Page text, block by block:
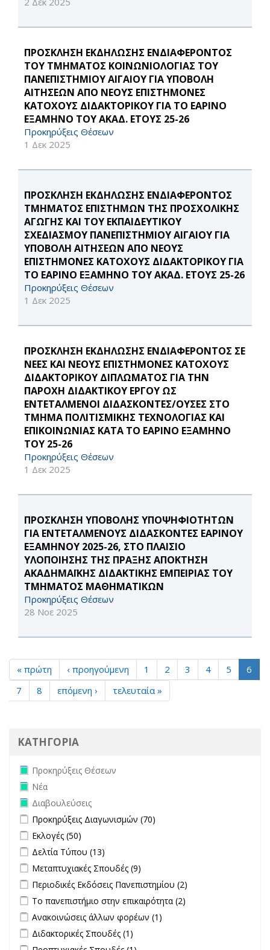
ΠΡΟΣΚΛΗΣΗ ΕΚΔΗΛΩΣΗΣ ΕΝΔΙΑΦΕΡΟΝΤΟΣ
ΤΟΥ ΤΜΗΜΑΤΟΣ ΚΟΙΝΩΝΙΟΛΟΓΙΑΣ ΤΟΥ
ΠΑΝΕΠΙΣΤΗΜΙΟΥ ΑΙΓΑΙΟΥ ΓΙΑ ΥΠΟΒΟΛΗ
ΑΙΤΗΣΕΩΝ ΑΠΟ ΝΕΟΥΣ ΕΠΙΣΤΗΜΟΝΕΣ
ΚΑΤΟΧΟΥΣ ΔΙΔΑΚΤΟΡΙΚΟΥ ΓΙΑ ΤΟ ΕΑΡΙΝΟ
ΕΞΑΜΗΝΟ ΤΟΥ ΑΚΑΔ. ΕΤΟΥΣ 25-26
Προκηρύξεις Θέσεων
1 Δεκ 2025
ΠΡΟΣΚΛΗΣΗ ΕΚΔΗΛΩΣΗΣ ΕΝΔΙΑΦΕΡΟΝΤΟΣ
ΤΜΗΜΑΤΟΣ ΕΠΙΣΤΗΜΩΝ ΤΗΣ ΠΡΟΣΧΟΛΙΚΗΣ
ΑΓΩΓΗΣ ΚΑΙ ΤΟΥ ΕΚΠΑΙΔΕΥΤΙΚΟΥ
ΣΧΕΔΙΑΣΜΟΥ ΠΑΝΕΠΙΣΤΗΜΙΟΥ ΑΙΓΑΙΟΥ ΓΙΑ
ΥΠΟΒΟΛΗ ΑΙΤΗΣΕΩΝ ΑΠΟ ΝΕΟΥΣ
ΕΠΙΣΤΗΜΟΝΕΣ ΚΑΤΟΧΟΥΣ ΔΙΔΑΚΤΟΡΙΚΟΥ ΓΙΑ
ΤΟ ΕΑΡΙΝΟ ΕΞΑΜΗΝΟ ΤΟΥ ΑΚΑΔ. ΕΤΟΥΣ 25-26
Προκηρύξεις Θέσεων
1 Δεκ 2025
ΠΡΟΣΚΛΗΣΗ ΕΚΔΗΛΩΣΗΣ ΕΝΔΙΑΦΕΡΟΝΤΟΣ ΣΕ
ΝΕΕΣ ΚΑΙ ΝΕΟΥΣ ΕΠΙΣΤΗΜΟΝΕΣ ΚΑΤΟΧΟΥΣ
ΔΙΔΑΚΤΟΡΙΚΟΥ ΔΙΠΛΩΜΑΤΟΣ ΓΙΑ ΤΗΝ
ΠΑΡΟΧΗ ΔΙΔΑΚΤΙΚΟΥ ΕΡΓΟΥ ΩΣ
ΕΝΤΕΤΑΛΜΕΝΟΙ ΔΙΔΑΣΚΟΝΤΕΣ/ΟΥΣΕΣ ΣΤΟ
ΤΜΗΜΑ ΠΟΛΙΤΙΣΜΙΚΗΣ ΤΕΧΝΟΛΟΓΙΑΣ ΚΑΙ
ΕΠΙΚΟΙΝΩΝΙΑΣ ΚΑΤΑ ΤΟ ΕΑΡΙΝΟ ΕΞΑΜΗΝΟ
ΤΟΥ 25-26
Προκηρύξεις Θέσεων
1 Δεκ 2025
ΠΡΟΣΚΛΗΣΗ ΥΠΟΒΟΛΗΣ ΥΠΟΨΗΦΙΟΤΗΤΩΝ
ΓΙΑ ΕΝΤΕΤΑΛΜΕΝΟΥΣ ΔΙΔΑΣΚΟΝΤΕΣ ΕΑΡΙΝΟΥ
ΕΞΑΜΗΝΟΥ 2025-26, ΣΤΟ ΠΛΑΙΣΙΟ
ΥΛΟΠΟΙΗΣΗΣ ΤΗΣ ΠΡΑΞΗΣ ΑΠΟΚΤΗΣΗ
ΑΚΑΔΗΜΑΪΚΗΣ ΔΙΔΑΚΤΙΚΗΣ ΕΜΠΕΙΡΙΑΣ ΤΟΥ
ΤΜΗΜΑΤΟΣ ΜΑΘΗΜΑΤΙΚΩΝ
Προκηρύξεις Θέσεων
28 Νοε 2025
« πρώτη ‹ προηγούμενη 1 2 3 4 5
6
7
8 επόμενη › τελευταία »
ΚΑΤΗΓΟΡΙΑ
Remove Προκηρύξεις Θέσεων filter
Προκηρύξεις Θέσεων
Remove Νέα filter
Νέα
Remove Διαβουλεύσεις filter
Διαβουλεύσεις
Apply Προκηρύξεις Διαγωνισμών filter
Προκηρύξεις Διαγωνισμών (70)
Apply Εκλογές filter
Εκλογές (50)
Apply Δελτία Τύπου filter
Δελτία Τύπου (13)
Apply Μεταπτυχιακές Σπουδές filter
Μεταπτυχιακές Σπουδές (9)
Apply Περιοδικές Εκδόσεις Πανεπιστημίου filter
Περιοδικές Εκδόσεις Πανεπιστημίου (2)
Apply Το πανεπιστήμιο στην επικαιρότητα filter
Το πανεπιστήμιο στην επικαιρότητα (2)
Apply Ανακοινώσεις άλλων φορέων filter
Ανακοινώσεις άλλων φορέων (1)
Apply Διδακτορικές Σπουδές filter
Διδακτορικές Σπουδές (1)
Apply Προπτυχιακές Σπουδές filter